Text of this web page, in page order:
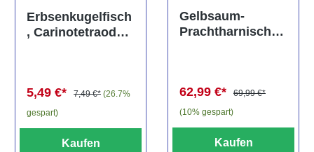
Durchschnittliche Bewertung von 5 von 5 Sternen
Erbsenkugelfisch
, Carinotetraodon
5,49 €* 7,49 €* (26.7%
gespart)
Kaufen
Gelbsaum-
Prachtharnischw
62,99 €*
69,99 €*
(10% gespart)
Kaufen